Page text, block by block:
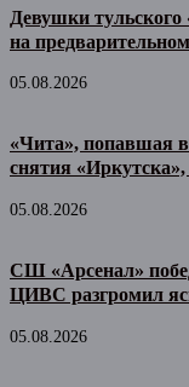
Девушки тульского
на
05.08.2026
«Чита», попавшая
снятия
05.08.2026
СШ «Арсенал»
ЦИВС разгромил
05.08.2026